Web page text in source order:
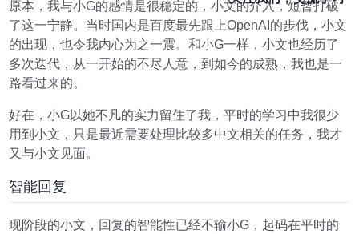
原本，我与小G的感情是很稳定的，小文的介入，短暂打破
了这一宁静。当时国内是百度最先跟上OpenAI的步伐，小文
的出现，也令我内心为之一震。和小G一样，小文也经历了
多次迭代，从一开始的不尽人意，到如今的成熟，我也是一
路看过来的。
好在，小G以她不凡的实力留住了我，平时的学习中我很少
用到小文，只是最近需要处理比较多中文相关的任务，我才
又与小文见面。
智能回复
现阶段的小文，回复的智能性已经不输小G，起码在平时的